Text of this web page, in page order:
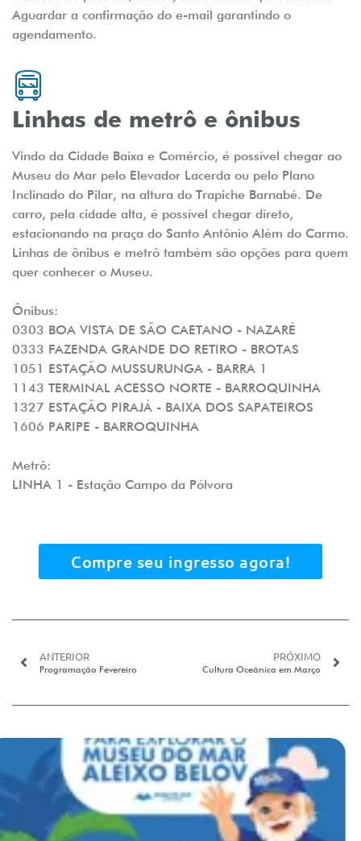
Aguardar a confirmação do e-mail garantindo o
agendamento.
Linhas de metrô e ônibus
Vindo da Cidade Baixa e Comércio, é possível chegar ao
Museu do Mar pelo Elevador Lacerda ou pelo Plano
Inclinado do Pilar, na altura do Trapiche Barnabé. De
carro, pela cidade alta, é possível chegar direto,
estacionando na praça do Santo Antônio Além do Carmo.
Linhas de ônibus e metrô também são opções para quem
quer conhecer o Museu.
Ônibus:
0303 BOA VISTA DE SÃO CAETANO - NAZARÉ
0333 FAZENDA GRANDE DO RETIRO - BROTAS
1051 ESTAÇÃO MUSSURUNGA - BARRA 1
1143 TERMINAL ACESSO NORTE - BARROQUINHA
1327 ESTAÇÃO PIRAJÁ - BAIXA DOS SAPATEIROS
1606 PARIPE - BARROQUINHA
Metrô:
LINHA 1 - Estação Campo da Pólvora
Compre seu ingresso agora!
ANTERIOR
Programação Fevereiro
PRÓXIMO
Cultura Oceânica em Março